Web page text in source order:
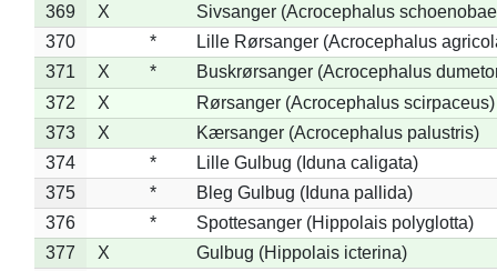
369
X
Sivsanger (Acrocephalus
370
*
Lille Rørsanger (Acrocephalus
371
X *
Buskrørsanger (Acrocephalus
372
X
Rørsanger (Acrocephalus scirpaceus)
373
X
Kærsanger (Acrocephalus palustris)
374
*
Lille Gulbug (Iduna caligata)
375
*
Bleg Gulbug (Iduna pallida)
376
*
Spottesanger (Hippolais polyglotta)
377
X
Gulbug (Hippolais icterina)